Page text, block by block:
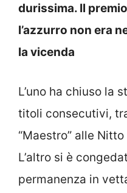
durissima. Il
l’azzurro non era
la vicenda
L’uno ha chiuso la
titoli consecutivi,
“Maestro” alle
L’altro si è
permanenza in